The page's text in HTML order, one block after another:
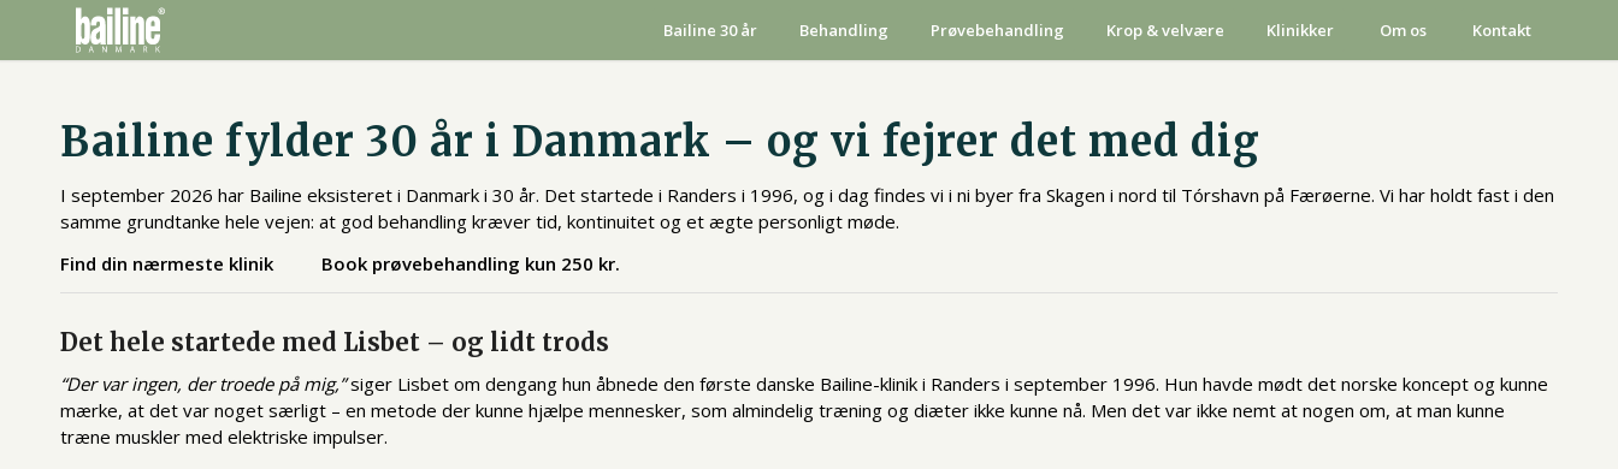
Bailine 30 år Behandling Prøvebehandling Krop & velvære Klinikker Om os Kontakt
Bailine fylder 30 år i Danmark – og vi fejrer det med dig
I september 2026 har Bailine eksisteret i Danmark i 30 år. Det startede i Randers i 1996, og i dag findes vi i ni byer fra Skagen i nord til Tórshavn på Færøerne. Vi har holdt fast i den
samme grundtanke hele vejen: at god behandling kræver tid, kontinuitet og et ægte personligt møde.
Find din nærmeste klinik
Book prøvebehandling kun 250 kr.
Det hele startede med Lisbet – og lidt trods
“Der var ingen, der troede på mig,”siger Lisbet om dengang hun åbnede den første danske Bailine-klinik i Randers i september 1996. Hun havde mødt det norske koncept og kunne
mærke, at det var noget særligt – en metode der kunne hjælpe mennesker, som almindelig træning og diæter ikke kunne nå. Men det var ikke nemt at nogen om, at man kunne
træne muskler med elektriske impulser.